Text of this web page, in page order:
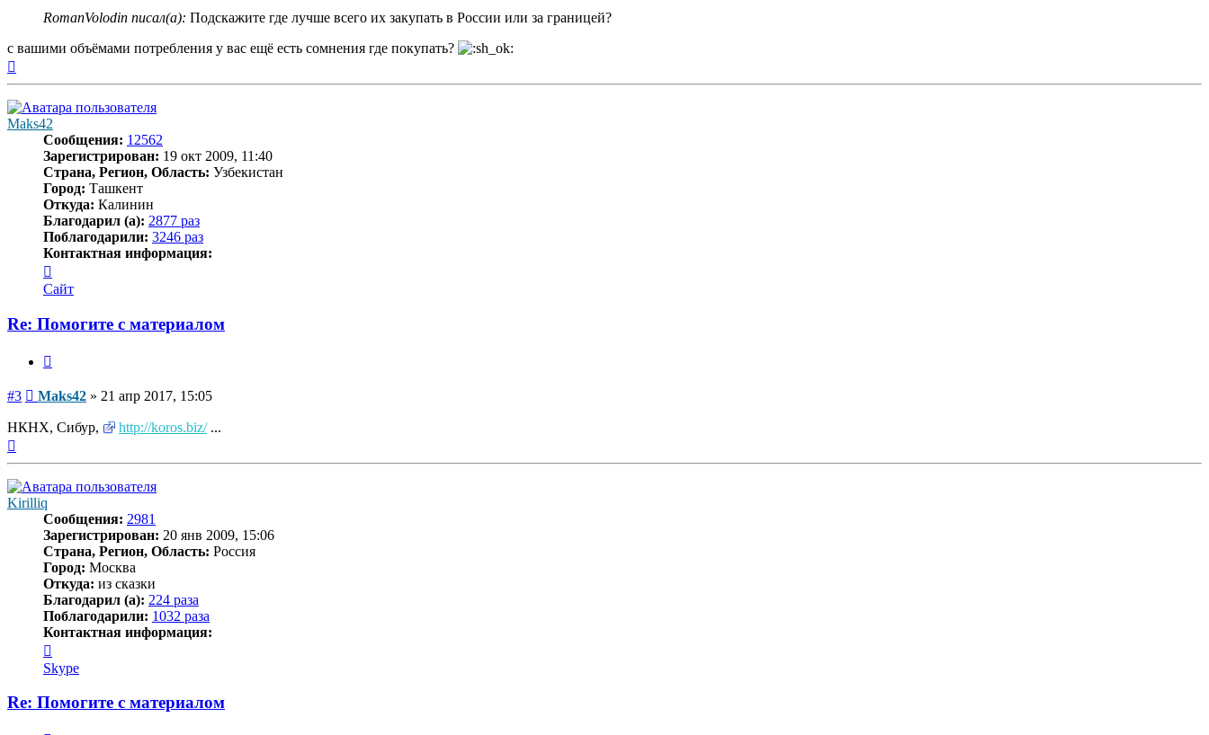
RomanVolodin писал(а): Подскажите где лучше всего их закупать в России или за границей?
с вашими объёмами потребления у вас ещё есть сомнения где покупать?
Maks42
Сообщения: 12562
Зарегистрирован: 19 окт 2009, 11:40
Страна, Регион, Область: Узбекистан
Город: Ташкент
Откуда: Калинин
Благодарил (а): 2877 раз
Поблагодарили: 3246 раз
Контактная информация:
информация
пользователя
Сайт
Re: Помогите с материалом
#3 Сообщение
Maks42 » 21 апр 2017, 15:05
НКНХ, Сибур, http://koros.biz/...
Kirilliq
Сообщения: 2981
Зарегистрирован: 20 янв 2009, 15:06
Страна, Регион, Область: Россия
Город: Москва
Откуда: из сказки
Благодарил (а): 224 раза
Поблагодарили: 1032 раза
Контактная информация:
информация
пользователя
Skype
Re: Помогите с материалом